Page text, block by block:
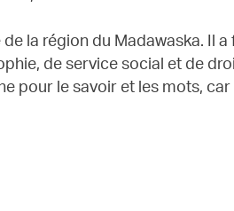
la région du Madawaska. Il
de service social et de
pour le savoir et les mots,